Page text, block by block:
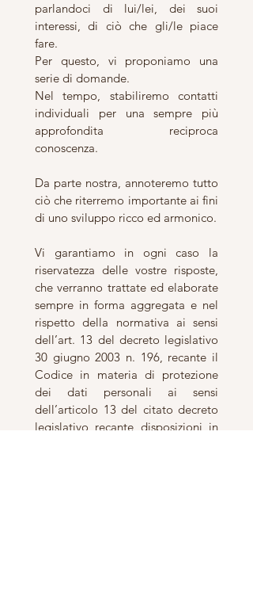
parlandoci di lui/lei, dei suoi
interessi, di ciò che gli/le piace
fare.
Per questo, vi proponiamo una
serie di domande.
Nel tempo, stabiliremo contatti
individuali per una sempre più
approfondita reciproca
conoscenza.
Da parte nostra, annoteremo tutto
ciò che riterremo importante ai fini
di uno sviluppo ricco ed armonico.
Vi garantiamo in ogni caso la
riservatezza delle vostre risposte,
che verranno trattate ed elaborate
sempre in forma aggregata e nel
rispetto della normativa ai sensi
dell’art. 13 del decreto legislativo
30 giugno 2003 n. 196, recante il
Codice in materia di protezione
dei dati personali ai sensi
dell’articolo 13 del citato decreto
legislativo recante disposizioni in